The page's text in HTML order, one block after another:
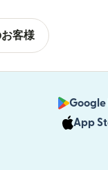
客様
Google
App